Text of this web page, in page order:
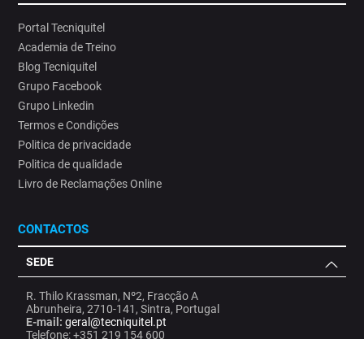
Portal Tecniquitel
Academia de Treino
Blog Tecniquitel
Grupo Facebook
Grupo Linkedin
Termos e Condições
Politica de privacidade
Politica de qualidade
Livro de Reclamações Online
CONTACTOS
SEDE
R. Thilo Krassman, Nº2, Fracção A
Abrunheira, 2710-141, Sintra, Portugal
E-mail: geral@tecniquitel.pt
Telefone: +351 219 154 600